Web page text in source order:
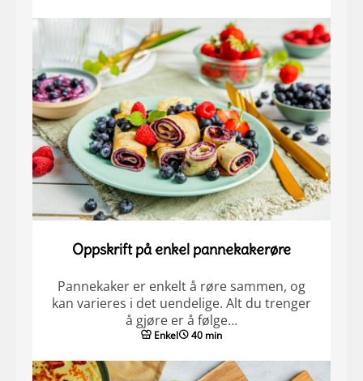
Oppskrift på enkel pannekakerøre
Pannekaker er enkelt å røre sammen, og
kan varieres i det uendelige. Alt du trenger
å gjøre er å følge…
Enkel 40 min